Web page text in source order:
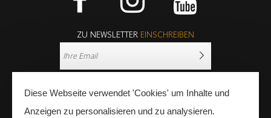
ZU NEWSLETTER EINSCHREIBEN
Diese Webseite verwendet 'Cookies' um Inhalte und
Anzeigen zu personalisieren und zu analysieren.